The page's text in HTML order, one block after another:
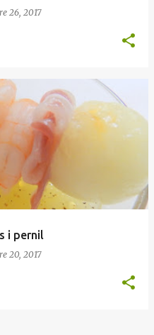
26, 2017
i pernil
20, 2017